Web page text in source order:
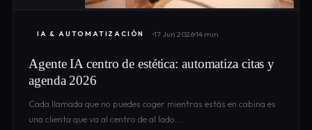
IA & AUTOMATIZACIÓN 17 Jun 202614 min
Agente IA centro de estética: automatiza citas y
agenda 2026
Cada llamada que no puedes coger mientras estás en cabina es
una clienta que va al centro de al lado.…